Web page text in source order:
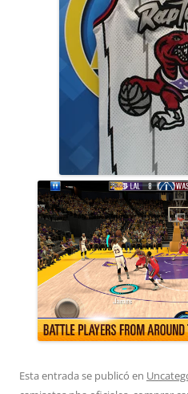
Esta entrada se publicó en